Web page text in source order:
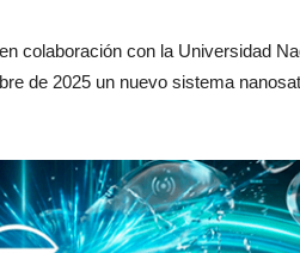
colaboración con la Universidad
de 2025 un nuevo sistema